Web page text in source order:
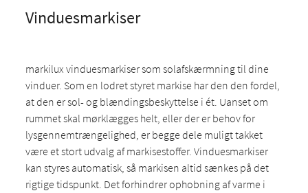
Vinduesmarkiser
markilux vinduesmarkiser som solafskærmning til dine
vinduer. Som en lodret styret markise har den den fordel,
at den er sol- og blændingsbeskyttelse i ét. Uanset om
rummet skal mørklægges helt, eller der er behov for
lysgennemtrængelighed, er begge dele muligt takket
være et stort udvalg af markisestoffer. Vinduesmarkiser
kan styres automatisk, så markisen altid sænkes på det
rigtige tidspunkt. Det forhindrer ophobning af varme i